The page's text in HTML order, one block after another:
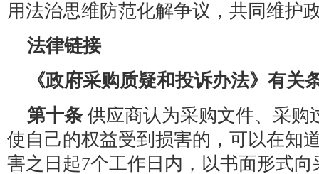
用法治思维防范化解争议，共同维护
法律链接
《政府采购质疑和投诉办法》有关
第十条 供应商认为采购文件、采购
使自己的权益受到损害的，可以在知
害之日起7个工作日内，以书面形式